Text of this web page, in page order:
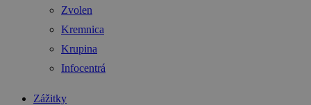
Zvolen
Kremnica
Krupina
Infocentrá
Zážitky